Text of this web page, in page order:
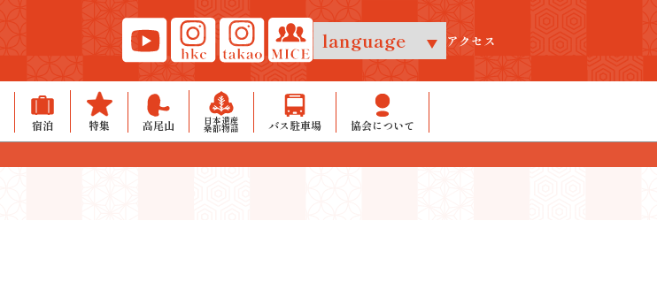
アクセス
宿泊 特集 高尾山 日本遺産
桑都物語 バス駐車場 協会について